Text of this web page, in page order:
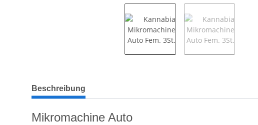
weitere Registerkarten anzeigen
Beschreibung
Mikromachine Auto